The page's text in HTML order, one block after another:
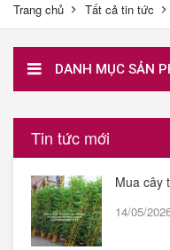
Trang chủ Tất cả tin tức
DANH MỤC SẢN
Tin tức mới
Mua cây
14/05/